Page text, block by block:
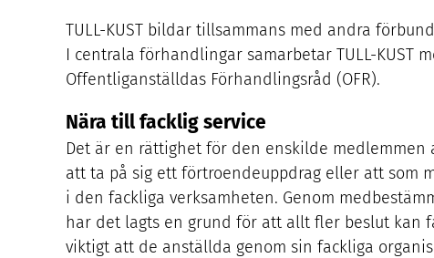
TULL-KUST bildar tillsammans med andra
I centrala förhandlingar samarbetar TULL-KUST
Offentliganställdas Förhandlingsråd (OFR).
Nära till facklig service
Det är en rättighet för den enskilde
att ta på sig ett förtroendeuppdrag eller att som
i den fackliga verksamheten. Genom
har det lagts en grund för att allt fler beslut kan
viktigt att de anställda genom sin fackliga